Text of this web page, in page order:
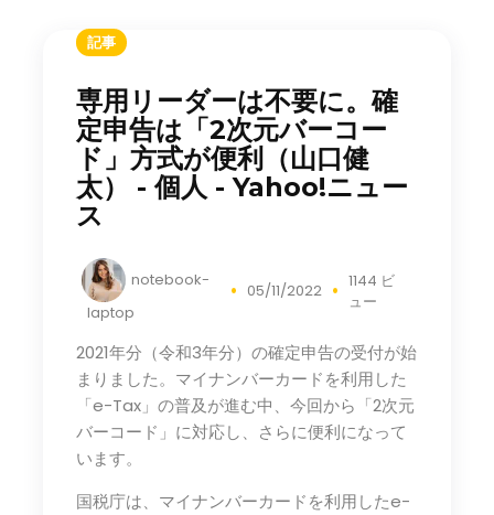
記事
専用リーダーは不要に。確
定申告は「2次元バーコー
ド」方式が便利（山口健
太） - 個人 - Yahoo!ニュー
ス
notebook-
laptop
05/11/2022
1144 ビ
ュー
2021年分（令和3年分）の確定申告の受付が始
まりました。マイナンバーカードを利用した
「e-Tax」の普及が進む中、今回から「2次元
バーコード」に対応し、さらに便利になって
います。
国税庁は、マイナンバーカードを利用したe-